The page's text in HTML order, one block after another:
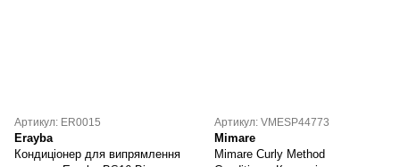
Артикул: ER0015
Erayba
Кондиціонер для випрямлення
Артикул: VMESP44773
Mimare
Mimare Curly Method